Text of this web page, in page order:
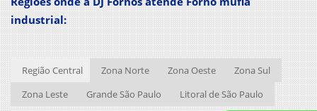
Forno elétrico para fundição
Forno elétrico para fundição de alumínio
Forno mufla
industrial:
Região Central Zona Norte Zona Oeste
Zona Sul
Zona Leste
Grande São Paulo Litoral de São Paulo